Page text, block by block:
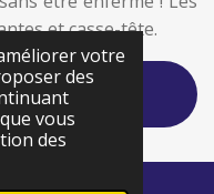
votre
des
vous
des
et casse-tête.